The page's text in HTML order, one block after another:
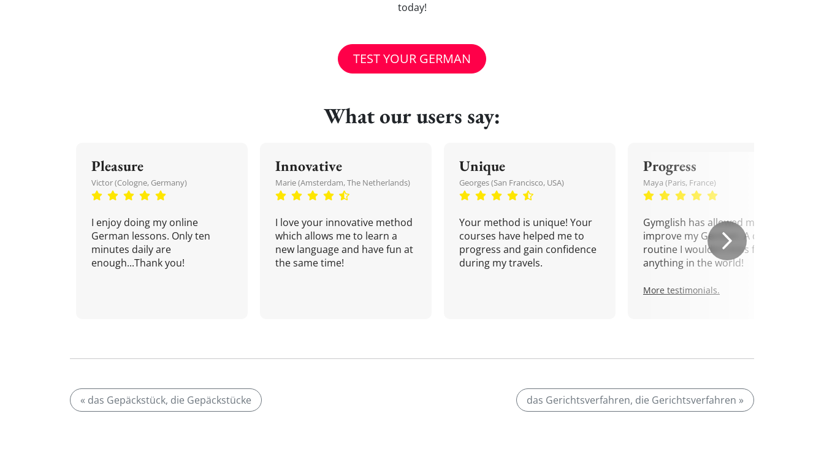
today!
TEST YOUR GERMAN
What our users say:
Pleasure
Victor (Cologne, Germany)
I enjoy doing my online
German lessons. Only ten
minutes daily are
enough...Thank you!
Innovative
Marie (Amsterdam, The Netherlands)
I love your innovative method
which allows me to learn a
new language and have fun at
the same time!
Unique
Georges (San Francisco, USA)
Your method is unique! Your
courses have helped me to
progress and gain confidence
during my travels.
Progress
Maya (Paris, France)
Gymglish has allowed me to
improve my German. A daily
routine I wouldn't miss for
anything in the world!
More testimonials.
« das Gepäckstück, die Gepäckstücke das Gerichtsverfahren, die Gerichtsverfahren »